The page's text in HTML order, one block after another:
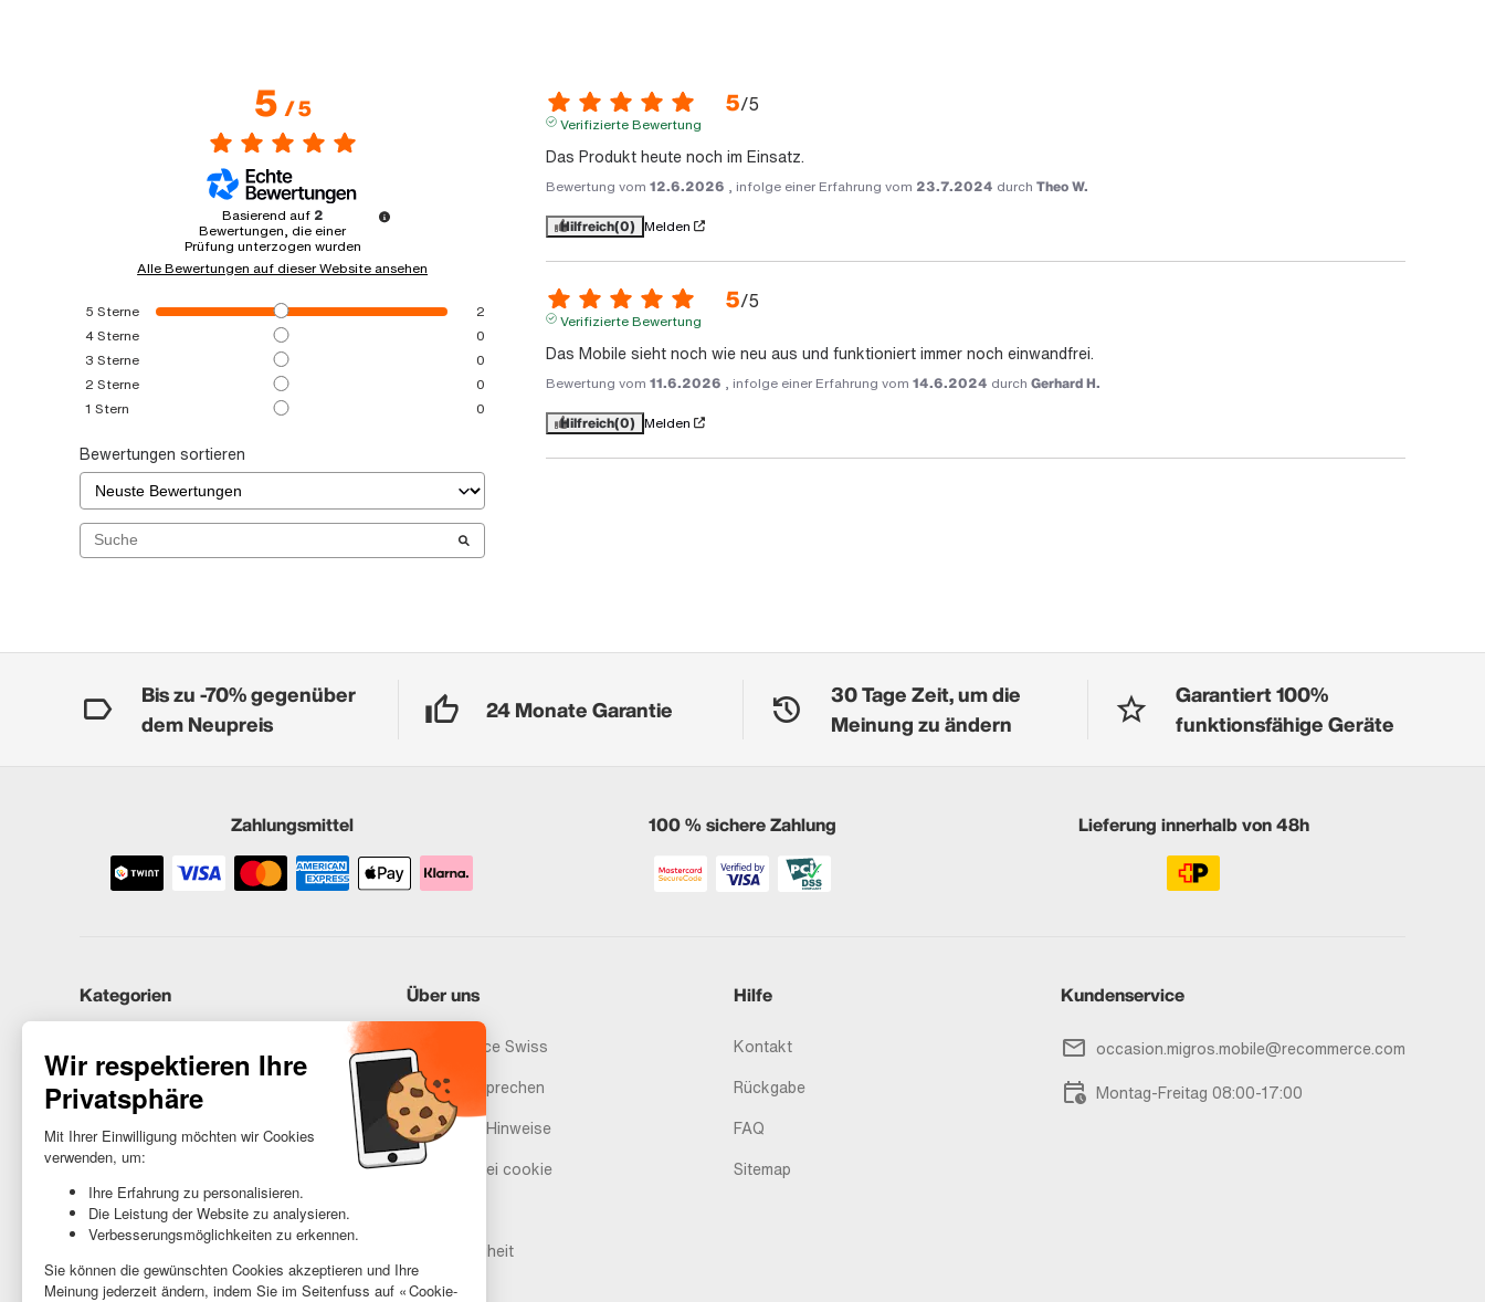
5/5
Basierend auf 2
Bewertungen, die einer
Prüfung unterzogen wurden
Alle Bewertungen auf dieser Website ansehen
5 Sterne
2
4Sterne
0
3 Sterne
0
2 Sterne
0
1 Stern 0
Bewertungen sortieren
5/5
Verifizierte Bewertung
Das Produkt heute noch im Einsatz.
Bewertung vom12.6.2026 , infolge einer Erfahrung vom 23.7.2024 durchTheo W.
Hilfreich(0) Melden
5/5
Verifizierte Bewertung
Das Mobile sieht noch wie neu aus und funktioniert immer noch einwandfrei.
Bewertung vom11.6.2026 , infolge einer Erfahrung vom14.6.2024 durchGerhard H.
Hilfreich(0) Melden
Bis zu -70% gegenüber
dem Neupreis
24 Monate Garantie
30 Tage Zeit, um die
Meinung zu ändern
Garantiert 100%
funktionsfähige Geräte
Zahlungsmittel 100 % sichere Zahlung Lieferung innerhalb von 48h
Kategorien
Samsung
Huawei
Benötigst du Hilfe?
Über uns
Recommerce Swiss
Unser Versprechen
Rechtliche Hinweise
Gestione dei cookie
Barrierefreiheit
Hilfe
Kontakt
Rückgabe
FAQ
Sitemap
Kundenservice
occasion.migros.mobile@recommerce.com
Montag-Freitag 08:00-17:00